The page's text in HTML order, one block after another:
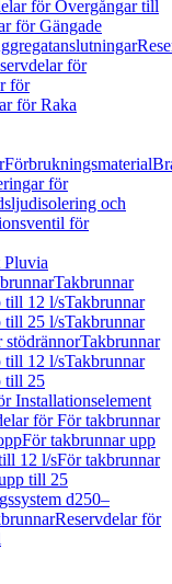
för Övergångar till
för Gängade
för
för
för Raka
Förbrukningsmaterial
för
och
för
Pluvia
Takbrunnar
till 12 l/sTakbrunnar
till 25 l/sTakbrunnar
stödrännorTakbrunnar
till 12 l/sTakbrunnar
till 25
Installationselement
för För takbrunnar
För takbrunnar upp
12 l/sFör takbrunnar
till 25
d250–
Reservdelar för